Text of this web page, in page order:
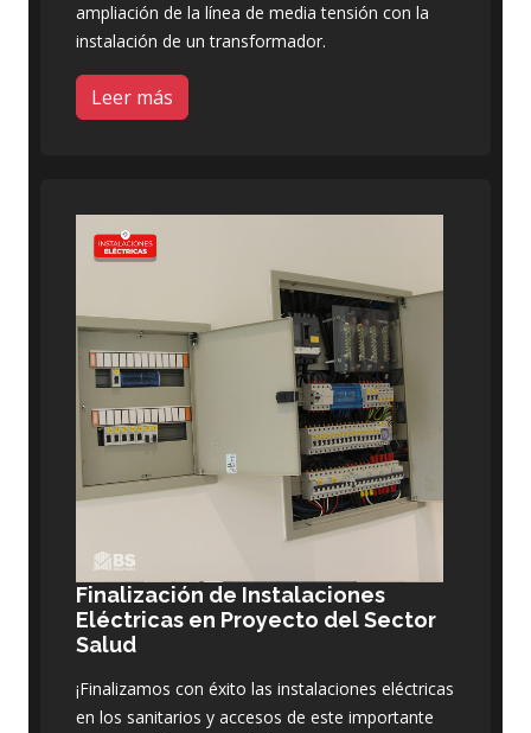
ampliación de la línea de media tensión con la
instalación de un transformador.
Leer más
Finalización de Instalaciones
Eléctricas en Proyecto del Sector
Salud
¡Finalizamos con éxito las instalaciones eléctricas
en los sanitarios y accesos de este importante